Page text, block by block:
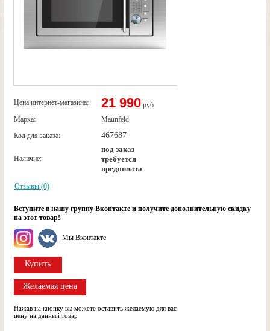
Цена интернет-магазина: 21 990 руб
Марка:
Maunfeld
Код для заказа:
467687
Наличие:
под заказ
требуется
предоплата
Отзывы (0)
Вступите в нашу группу Вконтакте и получите дополнительную скидку
на этот товар!
Мы Вконтакте
Купить
Желаемая цена
Нажав на кнопку вы можете оставить желаемую для вас
цену на данный товар